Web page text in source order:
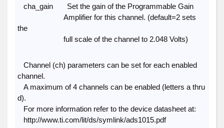
cha_gain Set the gain of the Programmable Gain
Amplifier for this channel. (default=2 sets
the
full scale of the channel to 2.048 Volts)
Channel (ch) parameters can be set for each enabled
channel.
A maximum of 4 channels can be enabled (letters a thru
d).
For more information refer to the device datasheet at:
http://www.ti.com/lit/ds/symlink/ads1015.pdf